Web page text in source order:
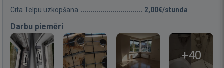
Cita Telpu uzkopšana 2,00€/stunda
Darbu piemēri
+40